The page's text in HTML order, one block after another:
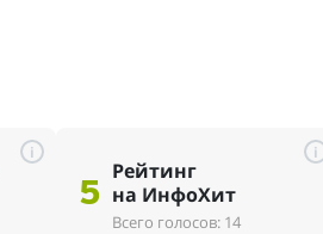
i
5
Рейтинг
на ИнфоХит
Всего голосов: 14
i